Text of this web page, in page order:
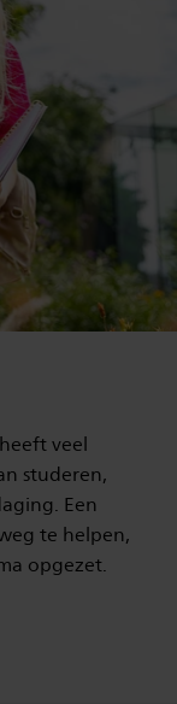
veel
studeren,
Een
te helpen,
opgezet.